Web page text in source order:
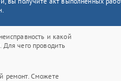
и какой
чего проводить
ремонт. Сможете